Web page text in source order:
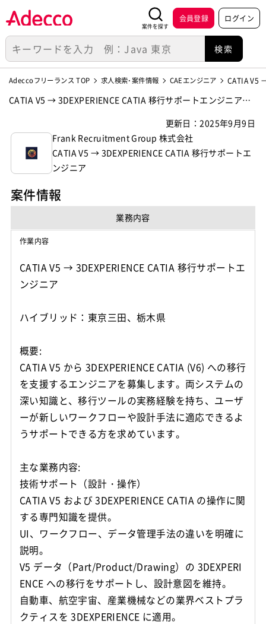
案件を探す
会員登録 ログイン
Adeccoフリーランス TOP 求人検索･案件情報 CAEエンジニア CATIA V5
CATIA V5 → 3DEXPERIENCE CATIA 移行サポートエンジニアの
更新日：2025年9月9日
Frank Recruitment Group 株式会社
CATIA V5 → 3DEXPERIENCE CATIA 移行サポートエ
ンジニア
案件情報
業務内容
作業内容
CATIA V5 → 3DEXPERIENCE CATIA 移行サポートエ
ンジニア
ハイブリッド：東京三田、栃木県
概要:
CATIA V5 から 3DEXPERIENCE CATIA (V6) への移行
を支援するエンジニアを募集します。両システムの
深い知識と、移行ツールの実務経験を持ち、ユーザ
ーが新しいワークフローや設計手法に適応できるよ
うサポートできる方を求めています。
主な業務内容:
技術サポート（設計・操作）
CATIA V5 および 3DEXPERIENCE CATIA の操作に関
する専門知識を提供。
UI、ワークフロー、データ管理手法の違いを明確に
説明。
V5 データ（Part/Product/Drawing）の 3DEXPERI
ENCE への移行をサポートし、設計意図を維持。
自動車、航空宇宙、産業機械などの業界ベストプラ
クティスを 3DEXPERIENCE に適用。